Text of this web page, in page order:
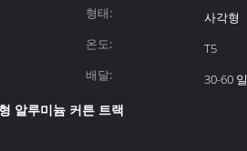
형태:
사각형
온도:
T5
배달:
30-60 일
알루미늄 커튼 트랙